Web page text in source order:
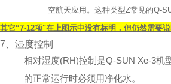
空航天应用。这种类型Z常见的Q-
其它“7-12项"在上图示中没有标明，但仍然需要说
7、湿度控制
相对湿度(RH)控制是Q-SUN Xe-3机
的正常运行时必须用净化水。